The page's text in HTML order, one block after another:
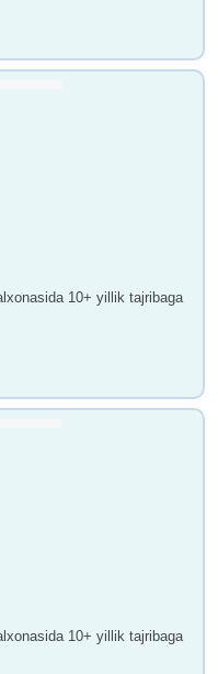
10+ yillik tajribaga
10+ yillik tajribaga